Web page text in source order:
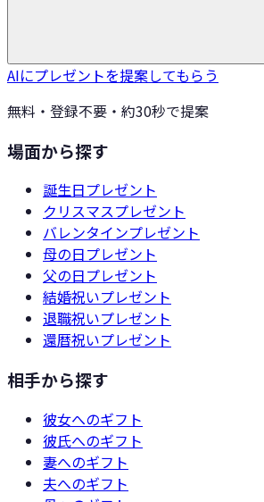
AIにプレゼントを提案してもらう
無料・登録不要・約30秒で提案
場面から探す
誕生日プレゼント
クリスマスプレゼント
バレンタインプレゼント
母の日プレゼント
父の日プレゼント
結婚祝いプレゼント
退職祝いプレゼント
還暦祝いプレゼント
相手から探す
彼女へのギフト
彼氏へのギフト
妻へのギフト
夫へのギフト